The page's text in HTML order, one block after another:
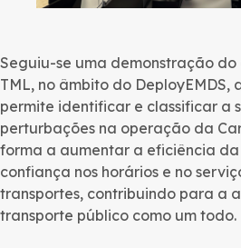
Seguiu-se uma demonstração
TML, no âmbito do DeployEMDS,
permite identificar e classificar a
perturbações na operação da
forma a aumentar a eficiência
confiança nos horários e no
transportes, contribuindo para a
transporte público como um todo.